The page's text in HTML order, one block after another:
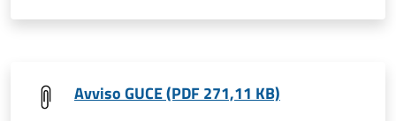
Avviso GUCE (PDF 271,11 KB)